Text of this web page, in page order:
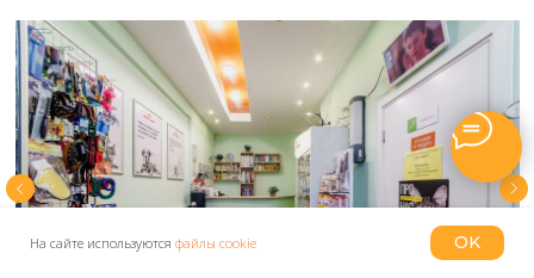
На сайте используются файлы cookie OK